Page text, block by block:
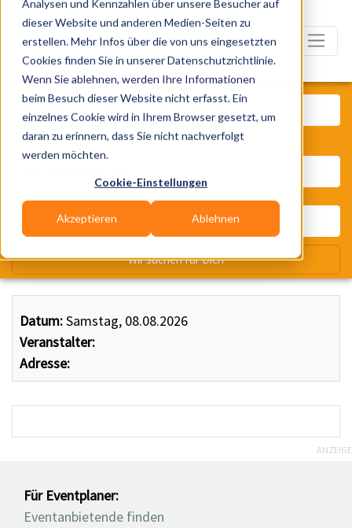
Analysen und Kennzahlen über unsere Besucher auf
dieser Website und anderen Medien-Seiten zu
erstellen. Mehr Infos über die von uns eingesetzten
Cookies finden Sie in unserer Datenschutzrichtlinie.
Wenn Sie ablehnen, werden Ihre Informationen
beim Besuch dieser Website nicht erfasst. Ein
einzelnes Cookie wird in Ihrem Browser gesetzt, um
daran zu erinnern, dass Sie nicht nachverfolgt
werden möchten.
Cookie-Einstellungen
Akzeptieren Ablehnen
Datum:Samstag, 08.08.2026
Veranstalter:
Adresse:
Was? Künstler, Zelte, Bands,
Wir suchen für Dich
ANZEIGE
Für Eventplaner:
Eventanbietende finden